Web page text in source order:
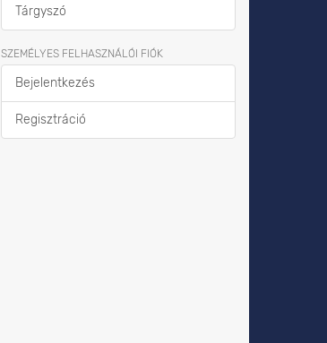
Tárgyszó
SZEMÉLYES FELHASZNÁLÓI FIÓK
Bejelentkezés
Regisztráció